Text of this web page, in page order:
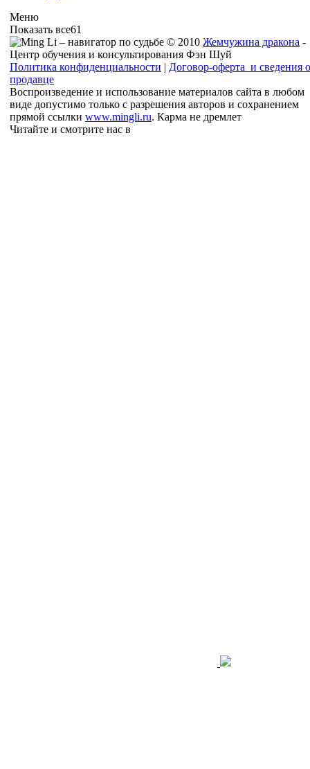
Меню
Показать все61
© 2010 Жемчужина дракона -
Центр обучения и консультирования Фэн Шуй
Политика конфиденциальности | Договор-оферта и сведения о
продавце
Воспроизведение и использование материалов сайта в любом
виде допустимо только с разрешения авторов и сохранением
прямой ссылки www.mingli.ru. Карма не дремлет
Читайте и смотрите нас в